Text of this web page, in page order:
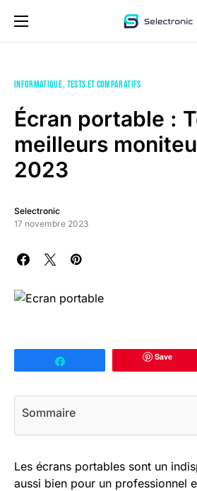
INFORMATIQUE TESTS ET COMPARATIFS
Écran portable :
meilleurs
2023
Selectronic
17 novembre 2023
Save
Sommaire
Les écrans portables sont un
aussi bien pour un professionnel